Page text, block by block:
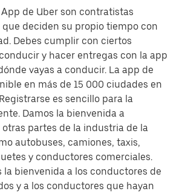
App de Uber son contratistas
deciden su propio tiempo con
Debes cumplir con ciertos
y hacer entregas con la app
vayas a conducir. La app de
en más de 15 000 ciudades en
es sencillo para la
Damos la bienvenida a
partes de la industria de la
autobuses, camiones, taxis,
y conductores comerciales.
la bienvenida a los conductores de
y a los conductores que hayan